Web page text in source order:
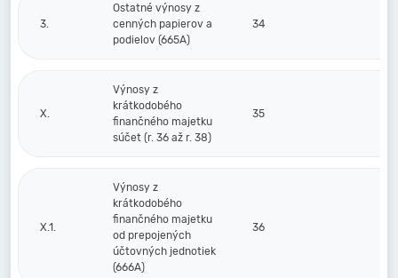
3.
Ostatné výnosy z
cenných papierov a
podielov (665A)
34
X.
Výnosy z
krátkodobého
finančného majetku
súčet (r. 36 až r. 38)
35
X.1.
Výnosy z
krátkodobého
finančného majetku
od prepojených
účtovných jednotiek
(666A)
36